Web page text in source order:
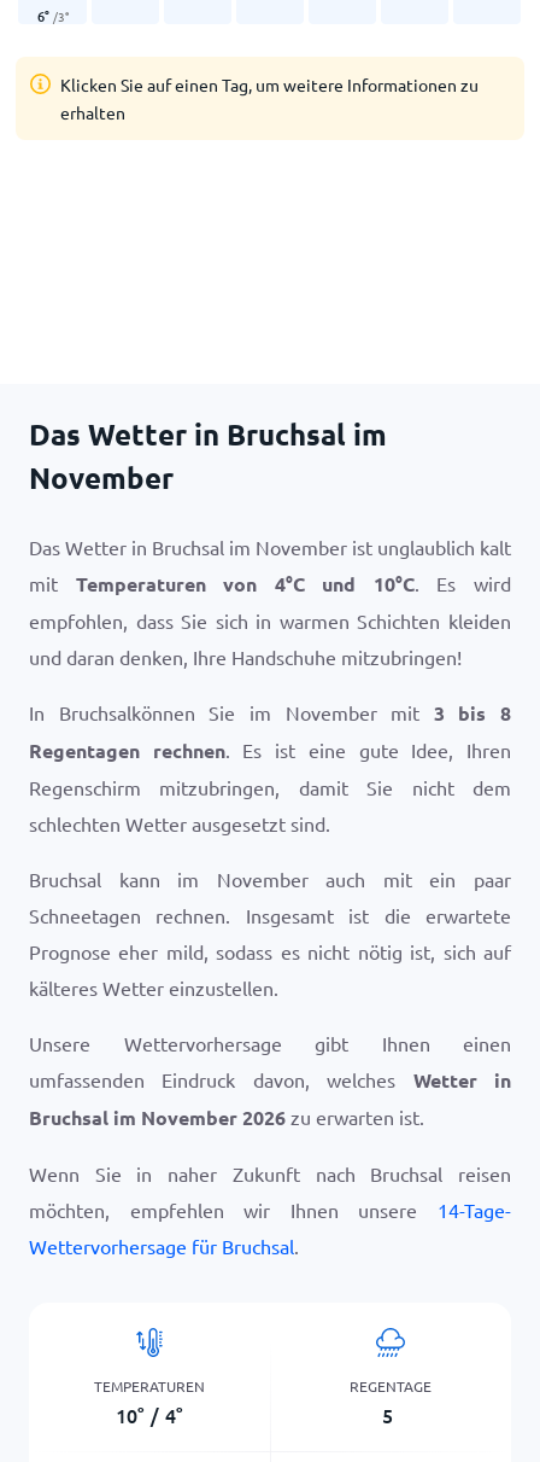
6° /3°
Klicken Sie auf einen Tag, um weitere Informationen zu
erhalten
Das Wetter in Bruchsal im
November
Das Wetter in Bruchsal im November ist unglaublich kalt
mit Temperaturen von 4°Cund 10°C. Es wird
empfohlen, dass Sie sich in warmen Schichten kleiden
und daran denken, Ihre Handschuhe mitzubringen!
In Bruchsalkönnen Sie im November mit 3 bis 8
Regentagen rechnen. Es ist eine gute Idee, Ihren
Regenschirm mitzubringen, damit Sie nicht dem
schlechten Wetter ausgesetzt sind.
Bruchsal kann im November auch mit ein paar
Schneetagen rechnen. Insgesamt ist die erwartete
Prognose eher mild, sodass es nicht nötig ist, sich auf
kälteres Wetter einzustellen.
Unsere Wettervorhersage gibt Ihnen einen
umfassenden Eindruck davon, welches Wetter in
Bruchsal im November 2026 zu erwarten ist.
Wenn Sie in naher Zukunft nach Bruchsal reisen
möchten, empfehlen wir Ihnen unsere 14-Tage-
Wettervorhersage für Bruchsal.
TEMPERATUREN
10° / 4°
REGENTAGE
5